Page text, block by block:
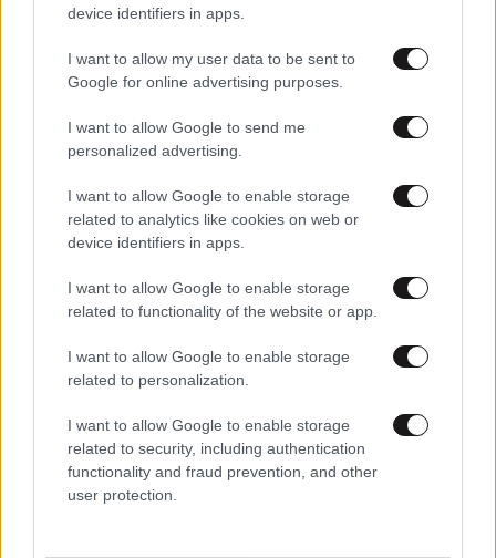
device identifiers in apps.
I want to allow my user data to be sent to
Google for online advertising purposes.
I want to allow Google to send me
personalized advertising.
I want to allow Google to enable storage
related to analytics like cookies on web or
device identifiers in apps.
I want to allow Google to enable storage
related to functionality of the website or app.
I want to allow Google to enable storage
related to personalization.
I want to allow Google to enable storage
related to security, including authentication
functionality and fraud prevention, and other
user protection.
27·06·2024 13:25
GM Κινγκς: Δεν σχολιάζω τις φήμες για Βεζένκοφ – Να